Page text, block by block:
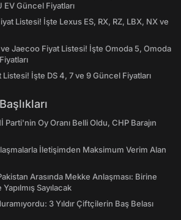
EV Güncel Fiyatları
Listesi! İşte Lexus ES, RX, RZ, LBX, NX ve
Jaecoo Fiyat Listesi! İşte Omoda 5, Omoda
İşte DS 4, 7 ve 9 Güncel Fiyatları
Oy Oranı Belli Oldu, CHP Barajın
İletişimden Maksimum Verim Alan
Arasında Mekke Anlaşması: Birine
Sayılacak
3 Yıldır Çiftçilerin Baş Belası